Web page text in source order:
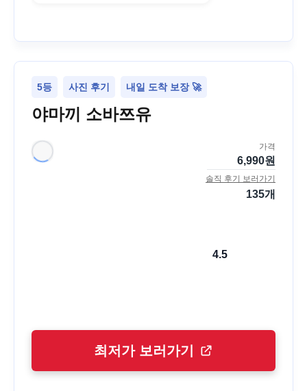
5등 사진 후기 내일 도착 보장 🚀
야마끼 소바쯔유
가격
6,990원
솔직 후기 보러가기
135개
4.5
최저가 보러가기